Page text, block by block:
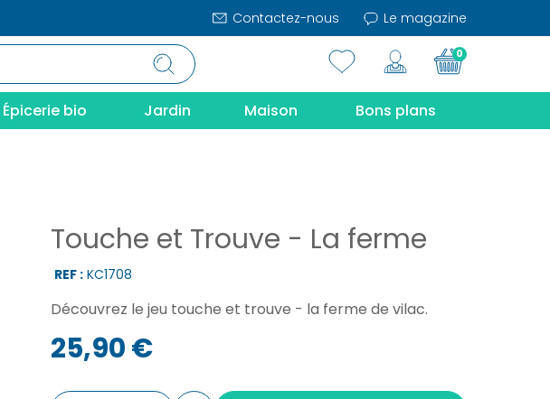
Contactez-nous Le magazine
0
Épicerie bio Jardin Maison Bons plans
Touche et Trouve - La ferme
REF : KC1708
Découvrez le jeu touche et trouve - la ferme de vilac.
25,90 €